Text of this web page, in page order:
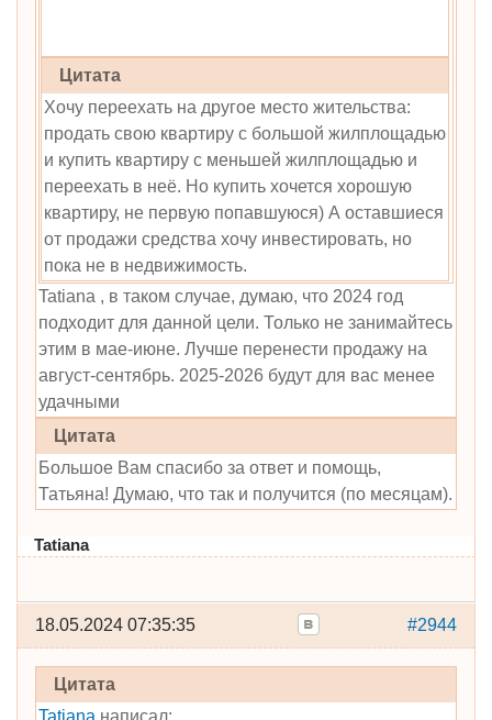
Цитата
Хочу переехать на другое место жительства:
продать свою квартиру с большой жилплощадью
и купить квартиру с меньшей жилплощадью и
переехать в неё. Но купить хочется хорошую
квартиру, не первую попавшуюся) А оставшиеся
от продажи средства хочу инвестировать, но
пока не в недвижимость.
Tatiana , в таком случае, думаю, что 2024 год
подходит для данной цели. Только не занимайтесь
этим в мае-июне. Лучше перенести продажу на
август-сентябрь. 2025-2026 будут для вас менее
удачными
Цитата
Большое Вам спасибо за ответ и помощь,
Татьяна! Думаю, что так и получится (по месяцам).
Tatiana
#2944
18.05.2024 07:35:35
Цитата